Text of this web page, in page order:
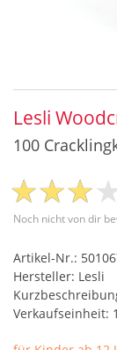
Lesli
100
Noch nicht von dir
Artikel-Nr.:
Hersteller: Lesli
Verkaufseinheit: